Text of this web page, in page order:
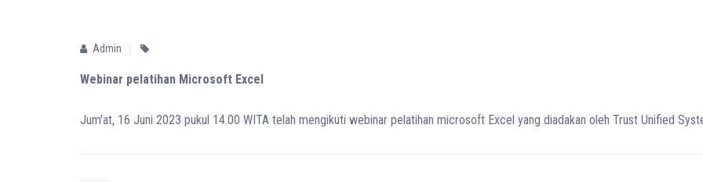
Admin
Webinar pelatihan Microsoft Excel
Jum'at, 16 Juni 2023 pukul 14.00 WITA telah mengikuti webinar pelatihan microsoft Excel yang diadakan oleh Trust Unified